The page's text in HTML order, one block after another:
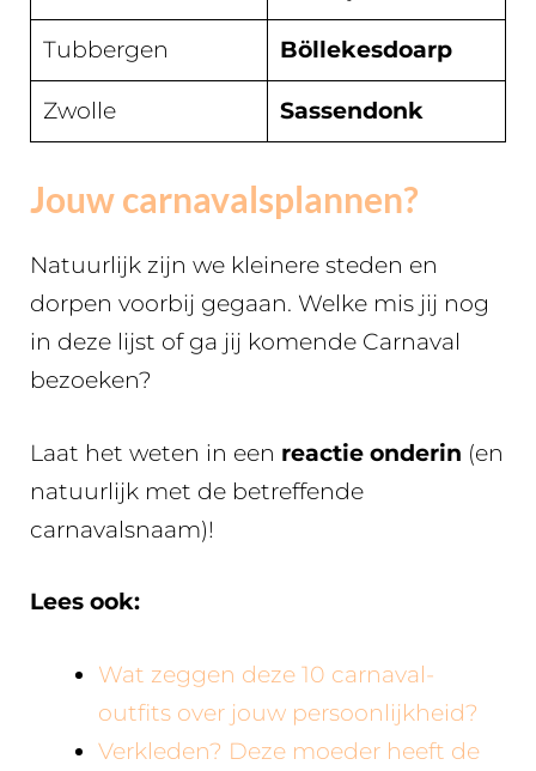
Tubbergen Böllekesdoarp
Zwolle Sassendonk
Jouw carnavalsplannen?
Natuurlijk zijn we kleinere steden en
dorpen voorbij gegaan. Welke mis jij nog
in deze lijst of ga jij komende Carnaval
bezoeken?
Laat het weten in een reactie onderin (en
natuurlijk met de betreffende
carnavalsnaam)!
Lees ook:
Wat zeggen deze 10 carnaval-
outfits over jouw persoonlijkheid?
Verkleden? Deze moeder heeft de